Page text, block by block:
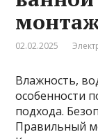
02.02.2025
Влажность,
особенности
подхода.
Правильный